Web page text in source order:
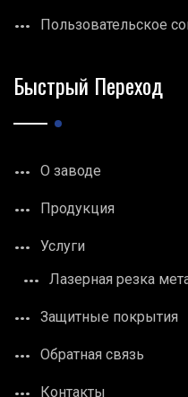
Пользовательское
Быстрый Переход
О заводе
Продукция
Услуги
Лазерная резка
Защитные покрытия
Обратная связь
Контакты